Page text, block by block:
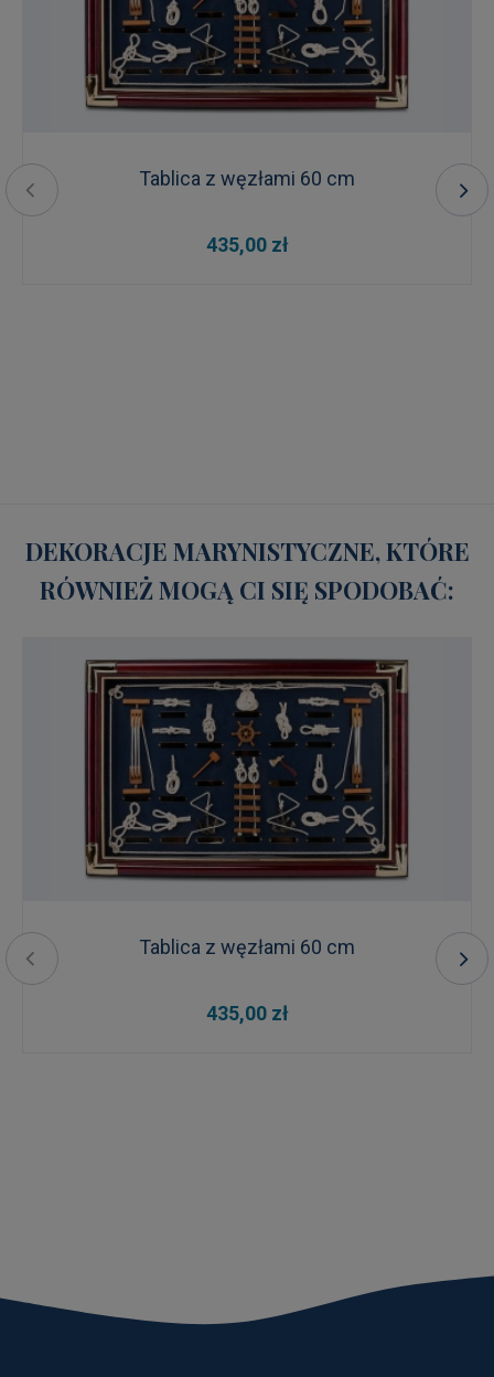
Tablica z węzłami 60 cm
435,00 zł
DEKORACJE MARYNISTYCZNE, KTÓRE
RÓWNIEŻ MOGĄ CI SIĘ SPODOBAĆ:
Tablica z węzłami 60 cm
435,00 zł